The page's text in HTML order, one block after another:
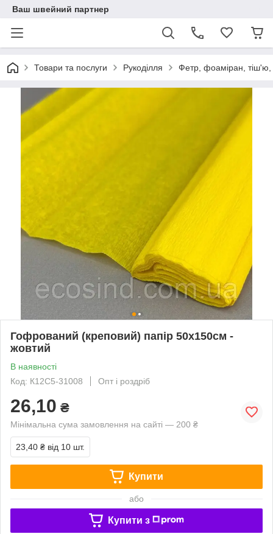
Ваш швейний партнер
Товари та послуги Рукоділля Фетр, фоаміран, тіш'ю,
Гофрований (креповий) папір 50х150см -
жовтий
В наявності
Код: К12С5-31008
Опт і роздріб
26,10 ₴
Мінімальна сума замовлення на сайті — 200 ₴
23,40 ₴ від 10 шт.
Купити
або
Купити з